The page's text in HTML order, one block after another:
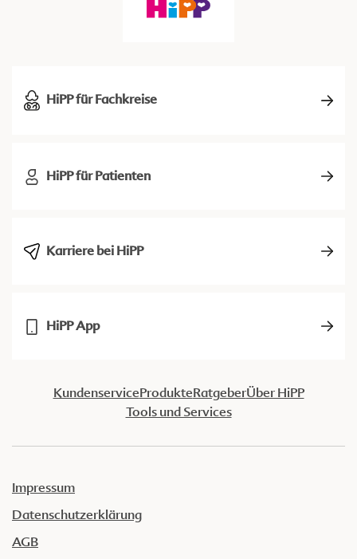
HiPP für Fachkreise
HiPP für Patienten
Karriere bei HiPP
HiPP App
KundenserviceProdukteRatgeberÜber HiPP
Tools und Services
Impressum
Datenschutzerklärung
AGB